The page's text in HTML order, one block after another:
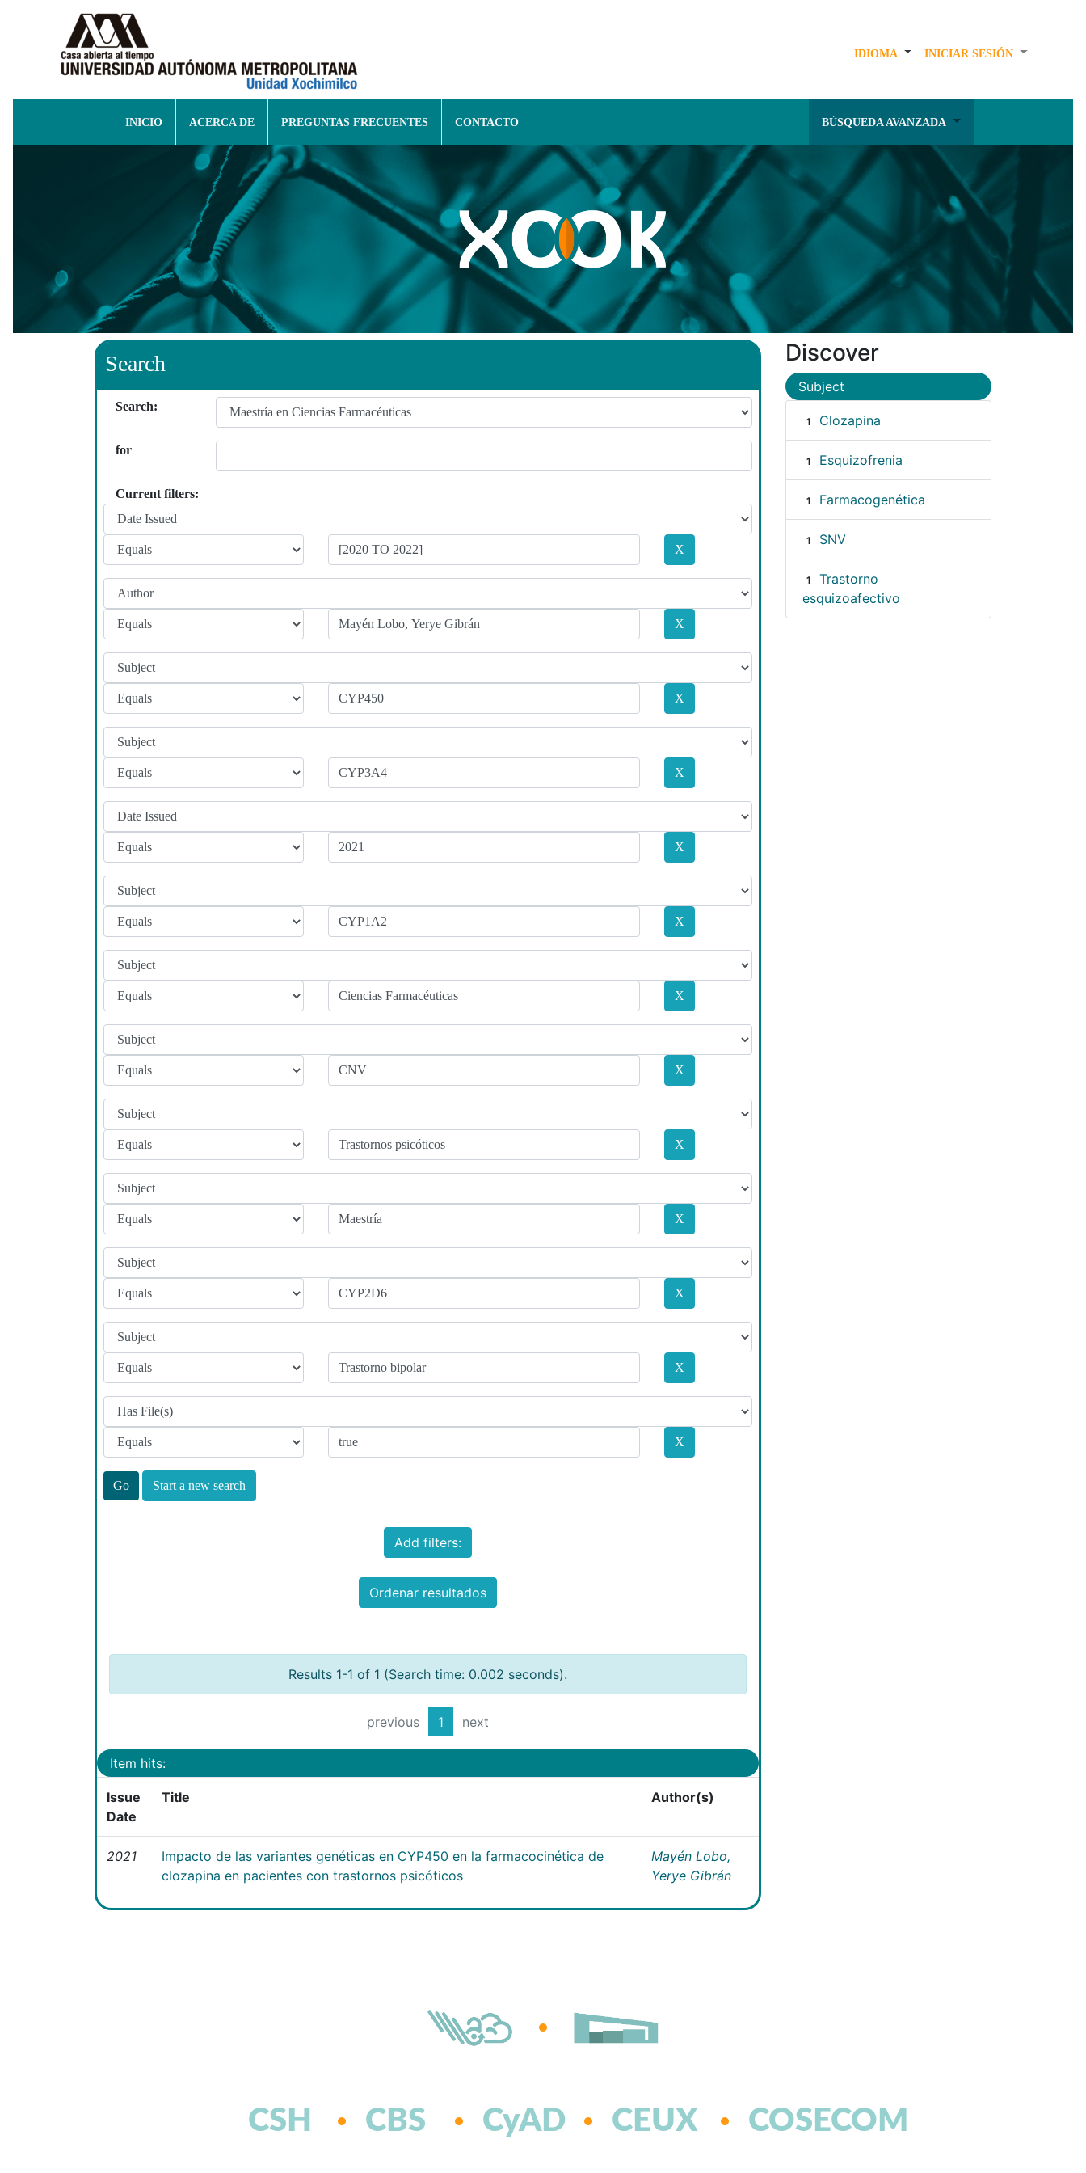
IDIOMA INICIAR SESIÓN
INICIO ACERCA DE PREGUNTAS FRECUENTES CONTACTO BÚSQUEDA AVANZADA
Search
Search:
for
Current filters:
Start a new search
Add filters:
Ordenar resultados
Results 1-1 of 1 (Search time: 0.002 seconds).
previous 1 next
Item hits:
Issue
Date
Title Author(s)
2021
Impacto de las variantes genéticas en CYP450 en la farmacocinética de
clozapina en pacientes con trastornos psicóticos
Mayén Lobo,
Yerye Gibrán
Discover
Subject
1 Clozapina
1 Esquizofrenia
1 Farmacogenética
1 SNV
1
Trastorno
esquizoafectivo
CSH CBS CyAD CEUX COSECOM